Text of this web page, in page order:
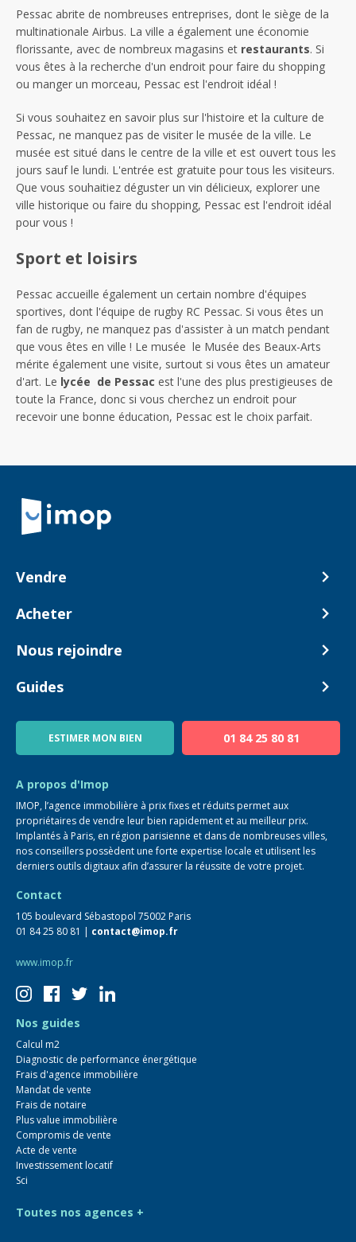
Pessac abrite de nombreuses entreprises, dont le siège de la
multinationale Airbus. La ville a également une économie
florissante, avec de nombreux magasins et restaurants. Si
vous êtes à la recherche d'un endroit pour faire du shopping
ou manger un morceau, Pessac est l'endroit idéal !
Si vous souhaitez en savoir plus sur l'histoire et la culture de
Pessac, ne manquez pas de visiter le musée de la ville. Le
musée est situé dans le centre de la ville et est ouvert tous les
jours sauf le lundi. L'entrée est gratuite pour tous les visiteurs.
Que vous souhaitiez déguster un vin délicieux, explorer une
ville historique ou faire du shopping, Pessac est l'endroit idéal
pour vous !
Sport et loisirs
Pessac accueille également un certain nombre d'équipes
sportives, dont l'équipe de rugby RC Pessac. Si vous êtes un
fan de rugby, ne manquez pas d'assister à un match pendant
que vous êtes en ville ! Le musée le Musée des Beaux-Arts
mérite également une visite, surtout si vous êtes un amateur
d'art. Le lycée de Pessac est l'une des plus prestigieuses de
toute la France, donc si vous cherchez un endroit pour
recevoir une bonne éducation, Pessac est le choix parfait.
Retour à la navigation principale
Vendre
Comment ça marche ?
Acheter
Biens en vente
Nous rejoindre
Devenir Conseiller
Guides
Blog
ESTIMER MON BIEN 01 84 25 80 81
A propos d'Imop
IMOP, l’agence immobilière à prix fixes et réduits permet aux
propriétaires de vendre leur bien rapidement et au meilleur prix.
Implantés à Paris, en région parisienne et dans de nombreuses villes,
nos conseillers possèdent une forte expertise locale et utilisent les
derniers outils digitaux afin d’assurer la réussite de votre projet.
Contact
105 boulevard Sébastopol 75002 Paris
01 84 25 80 81 | contact@imop.fr
www.imop.fr
Nos guides
Calcul m2
Diagnostic de performance énergétique
Frais d'agence immobilière
Mandat de vente
Frais de notaire
Plus value immobilière
Compromis de vente
Acte de vente
Investissement locatif
Sci
Toutes nos agences +